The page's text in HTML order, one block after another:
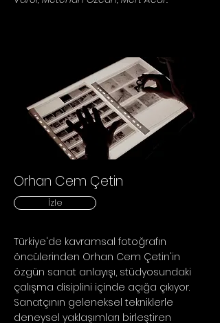
Orhan Cem Çetin
İzle
Türkiye'de kavramsal fotoğrafın
öncülerinden Orhan Cem Çetin'in
özgün sanat anlayışı, stüdyosundaki
çalışma disiplini içinde açığa çıkıyor.
Sanatçının geleneksel tekniklerle
deneysel yaklaşımları birleştiren